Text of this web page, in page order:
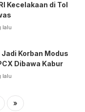
Kecelakaan di Tol
lalu
Korban Modus
Dibawa Kabur
lalu
»